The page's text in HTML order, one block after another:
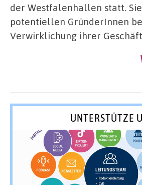
der Westfalenhallen statt.
potentiellen GründerInnen
Verwirklichung ihrer
UNTERSTÜTZE